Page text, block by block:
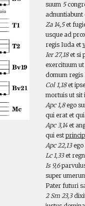
suum 5
adnuntiabunt
Za 14,5et
usque ad
regis Iuda et
Ier 27,18et si
exercituum
domum regis
Col 1,18et
mortuis ut sit
Apc 1,8ego
qui erat et
Apc 3,14et
qui est
Apc 22,13ego
Lc 1,33et
Is 9,6
super
Pater futuri
2 Sm 23,3